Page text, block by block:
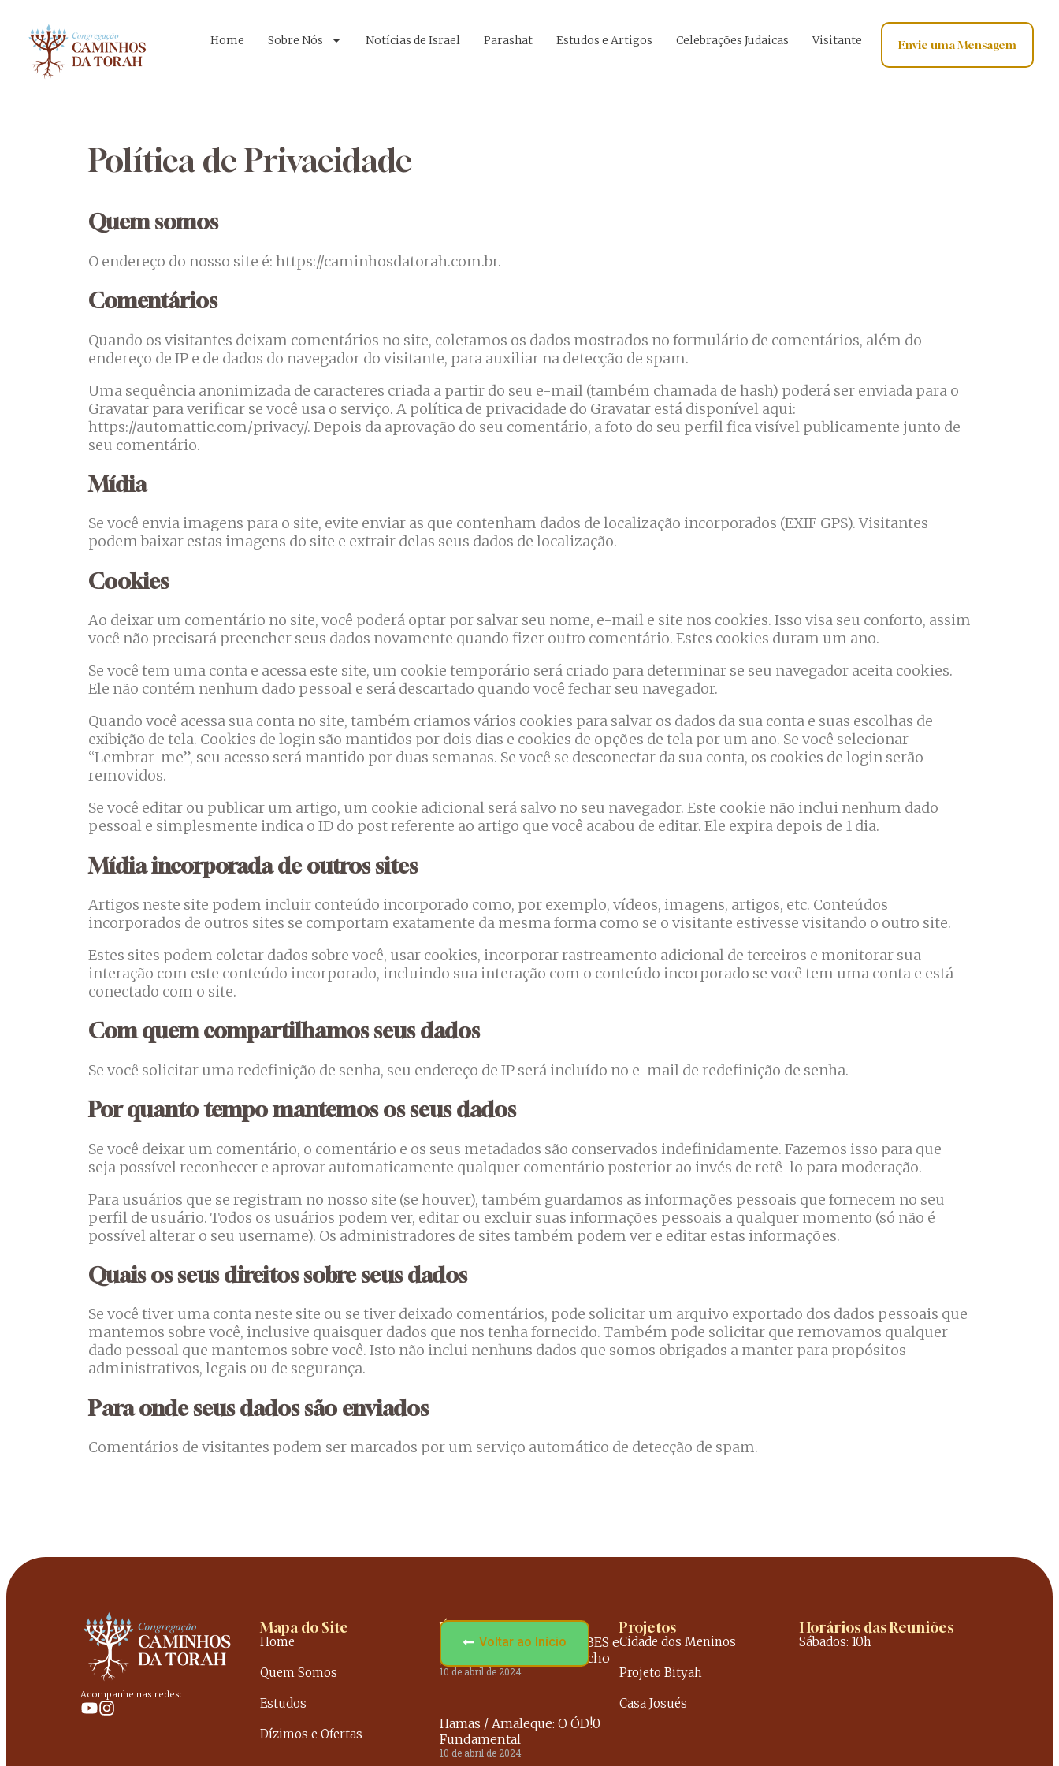
Home Sobre Nós Notícias de Israel Parashat Estudos e Artigos Celebrações Judaicas Visitante Envie uma Mensagem
Política de Privacidade
Quem somos
O endereço do nosso site é: https://caminhosdatorah.com.br.
Comentários
Quando os visitantes deixam comentários no site, coletamos os dados mostrados no formulário de comentários, além do
endereço de IP e de dados do navegador do visitante, para auxiliar na detecção de spam.
Uma sequência anonimizada de caracteres criada a partir do seu e-mail (também chamada de hash) poderá ser enviada para o
Gravatar para verificar se você usa o serviço. A política de privacidade do Gravatar está disponível aqui:
https://automattic.com/privacy/. Depois da aprovação do seu comentário, a foto do seu perfil fica visível publicamente junto de
seu comentário.
Mídia
Se você envia imagens para o site, evite enviar as que contenham dados de localização incorporados (EXIF GPS). Visitantes
podem baixar estas imagens do site e extrair delas seus dados de localização.
Cookies
Ao deixar um comentário no site, você poderá optar por salvar seu nome, e-mail e site nos cookies. Isso visa seu conforto, assim
você não precisará preencher seus dados novamente quando fizer outro comentário. Estes cookies duram um ano.
Se você tem uma conta e acessa este site, um cookie temporário será criado para determinar se seu navegador aceita cookies.
Ele não contém nenhum dado pessoal e será descartado quando você fechar seu navegador.
Quando você acessa sua conta no site, também criamos vários cookies para salvar os dados da sua conta e suas escolhas de
exibição de tela. Cookies de login são mantidos por dois dias e cookies de opções de tela por um ano. Se você selecionar
“Lembrar-me”, seu acesso será mantido por duas semanas. Se você se desconectar da sua conta, os cookies de login serão
removidos.
Se você editar ou publicar um artigo, um cookie adicional será salvo no seu navegador. Este cookie não inclui nenhum dado
pessoal e simplesmente indica o ID do post referente ao artigo que você acabou de editar. Ele expira depois de 1 dia.
Mídia incorporada de outros sites
Artigos neste site podem incluir conteúdo incorporado como, por exemplo, vídeos, imagens, artigos, etc. Conteúdos
incorporados de outros sites se comportam exatamente da mesma forma como se o visitante estivesse visitando o outro site.
Estes sites podem coletar dados sobre você, usar cookies, incorporar rastreamento adicional de terceiros e monitorar sua
interação com este conteúdo incorporado, incluindo sua interação com o conteúdo incorporado se você tem uma conta e está
conectado com o site.
Com quem compartilhamos seus dados
Se você solicitar uma redefinição de senha, seu endereço de IP será incluído no e-mail de redefinição de senha.
Por quanto tempo mantemos os seus dados
Se você deixar um comentário, o comentário e os seus metadados são conservados indefinidamente. Fazemos isso para que
seja possível reconhecer e aprovar automaticamente qualquer comentário posterior ao invés de retê-lo para moderação.
Para usuários que se registram no nosso site (se houver), também guardamos as informações pessoais que fornecem no seu
perfil de usuário. Todos os usuários podem ver, editar ou excluir suas informações pessoais a qualquer momento (só não é
possível alterar o seu username). Os administradores de sites também podem ver e editar estas informações.
Quais os seus direitos sobre seus dados
Se você tiver uma conta neste site ou se tiver deixado comentários, pode solicitar um arquivo exportado dos dados pessoais que
mantemos sobre você, inclusive quaisquer dados que nos tenha fornecido. Também pode solicitar que removamos qualquer
dado pessoal que mantemos sobre você. Isto não inclui nenhuns dados que somos obrigados a manter para propósitos
administrativos, legais ou de segurança.
Para onde seus dados são enviados
Comentários de visitantes podem ser marcados por um serviço automático de detecção de spam.
Acompanhe nas redes:
Mapa do Site
Home
Quem Somos
Estudos
Dízimos e Ofertas
Voltar ao Início
Últimos Estudos
A INIMIZADE entre ÁRABES e
JUDEUS: Origem e Desfecho
10 de abril de 2024
Hamas / Amaleque: O ÓD!0
Fundamental
10 de abril de 2024
Projetos
Cidade dos Meninos
Projeto Bityah
Casa Josués
Horários das Reuniões
Sábados: 10h